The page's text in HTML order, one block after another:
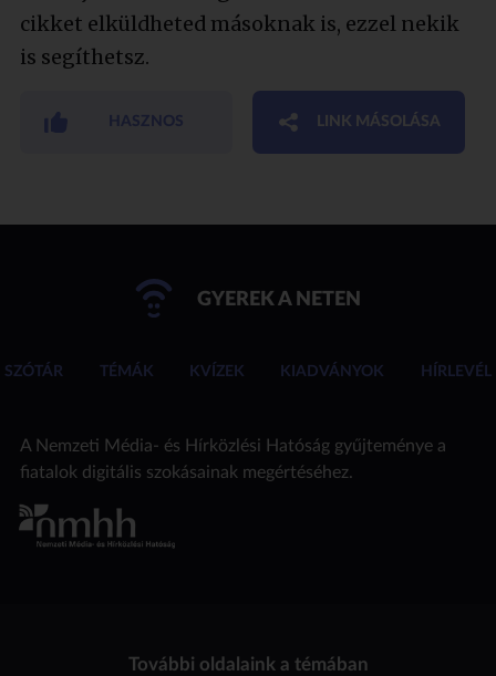
cikket elküldheted másoknak is, ezzel nekik
is segíthetsz.
HASZNOS LINK MÁSOLÁSA
GYEREK A NETEN
SZÓTÁR TÉMÁK KVÍZEK KIADVÁNYOK HÍRLEVÉL
A Nemzeti Média- és Hírközlési Hatóság gyűjteménye a
fiatalok digitális szokásainak megértéséhez.
További oldalaink a témában